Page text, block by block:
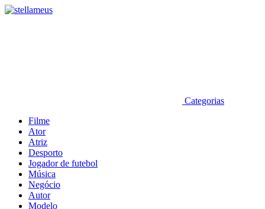
Categorias
Filme
Ator
Atriz
Desporto
Jogador de futebol
Música
Negócio
Autor
Modelo